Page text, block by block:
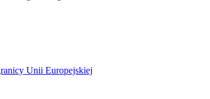
Unii Europejskiej